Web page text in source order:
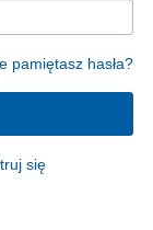
pamiętasz hasła?
się